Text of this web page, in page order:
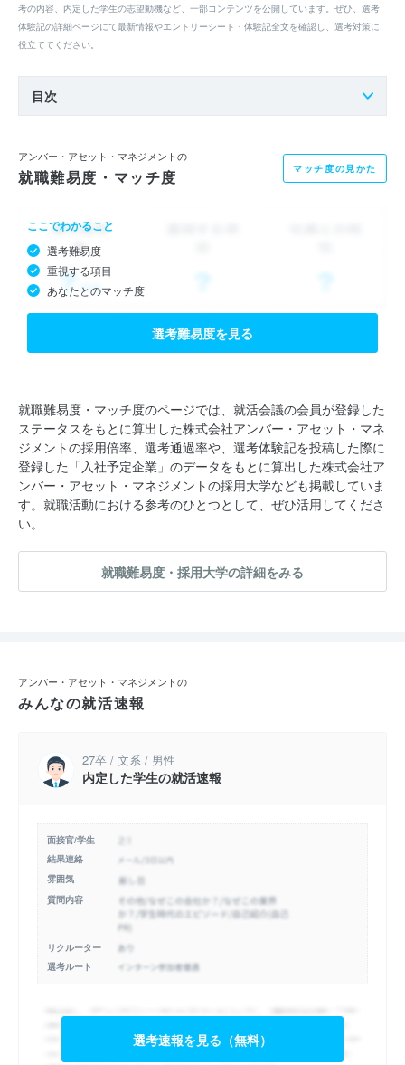
考の内容、内定した学生の志望動機など、一部コンテンツを公開しています。ぜひ、選考
体験記の詳細ページにて最新情報やエントリーシート・体験記全文を確認し、選考対策に
役立ててください。
目次
アンバー・アセット・マネジメントの
就職難易度・マッチ度 マッチ度の見かた
ここでわかること
選考難易度
重視する項目
あなたとのマッチ度
選考難易度を見る
就職難易度・マッチ度のページでは、就活会議の会員が登録した
ステータスをもとに算出した株式会社アンバー・アセット・マネ
ジメントの採用倍率、選考通過率や、選考体験記を投稿した際に
登録した「入社予定企業」のデータをもとに算出した株式会社ア
ンバー・アセット・マネジメントの採用大学なども掲載していま
す。就職活動における参考のひとつとして、ぜひ活用してくださ
い。
就職難易度・採用大学の詳細をみる
アンバー・アセット・マネジメントの
みんなの就活速報
27卒 / 文系 / 男性
内定した学生の就活速報
面接官/学生
結果連絡
雰囲気
質問内容
リクルーター
選考ルート
選考速報を見る（無料）